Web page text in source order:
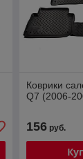
Коврики
Q7 (2006-
156руб.